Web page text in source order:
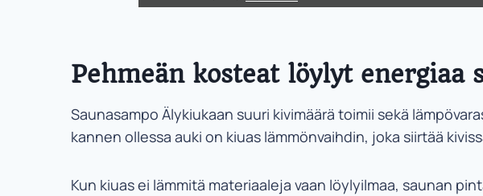
Pehmeän kosteat löylyt energiaa
Saunasampo Älykiukaan suuri kivimäärä toimii sekä
kannen ollessa auki on kiuas lämmönvaihdin, joka siirtää
Kun kiuas ei lämmitä materiaaleja vaan löylyilmaa, saunan